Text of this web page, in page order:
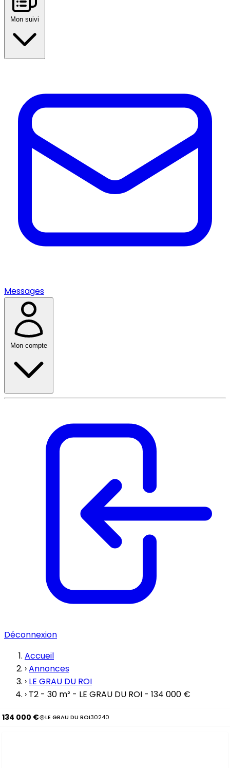
Mon suivi
Messages
Mon compte
Déconnexion
Accueil
›Annonces
› LE GRAU DU ROI
› T2 - 30 m² - LE GRAU DU ROI - 134 000 €
134 000 € LE GRAU DU ROI30240